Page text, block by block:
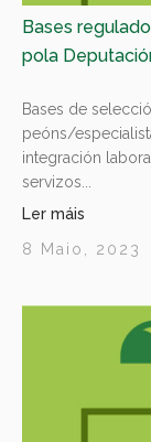
Bases
pola
Bases de
peóns/
integración
servizos...
Ler máis
8 Maio, 2023